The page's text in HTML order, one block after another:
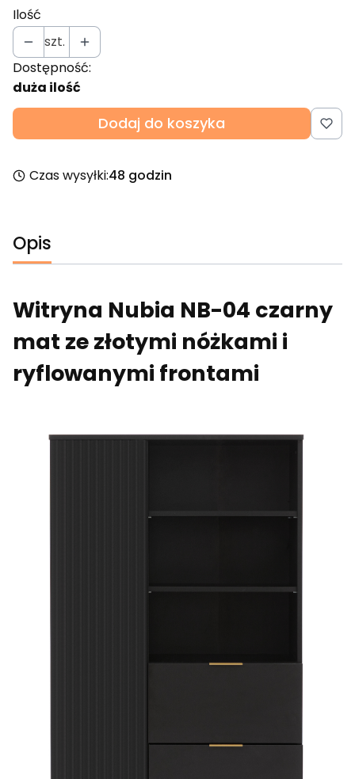
Ilość
szt.
Dostępność:
duża ilość
Dodaj do koszyka
Czas wysyłki:48 godzin
Opis
Witryna Nubia NB-04 czarny
mat ze złotymi nóżkami i
ryflowanymi frontami